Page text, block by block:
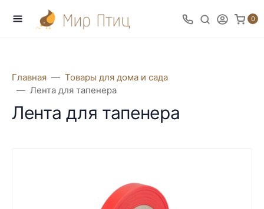
0
Главная
Товары для дома и сада
Лента для тапенера
Лента для тапенера